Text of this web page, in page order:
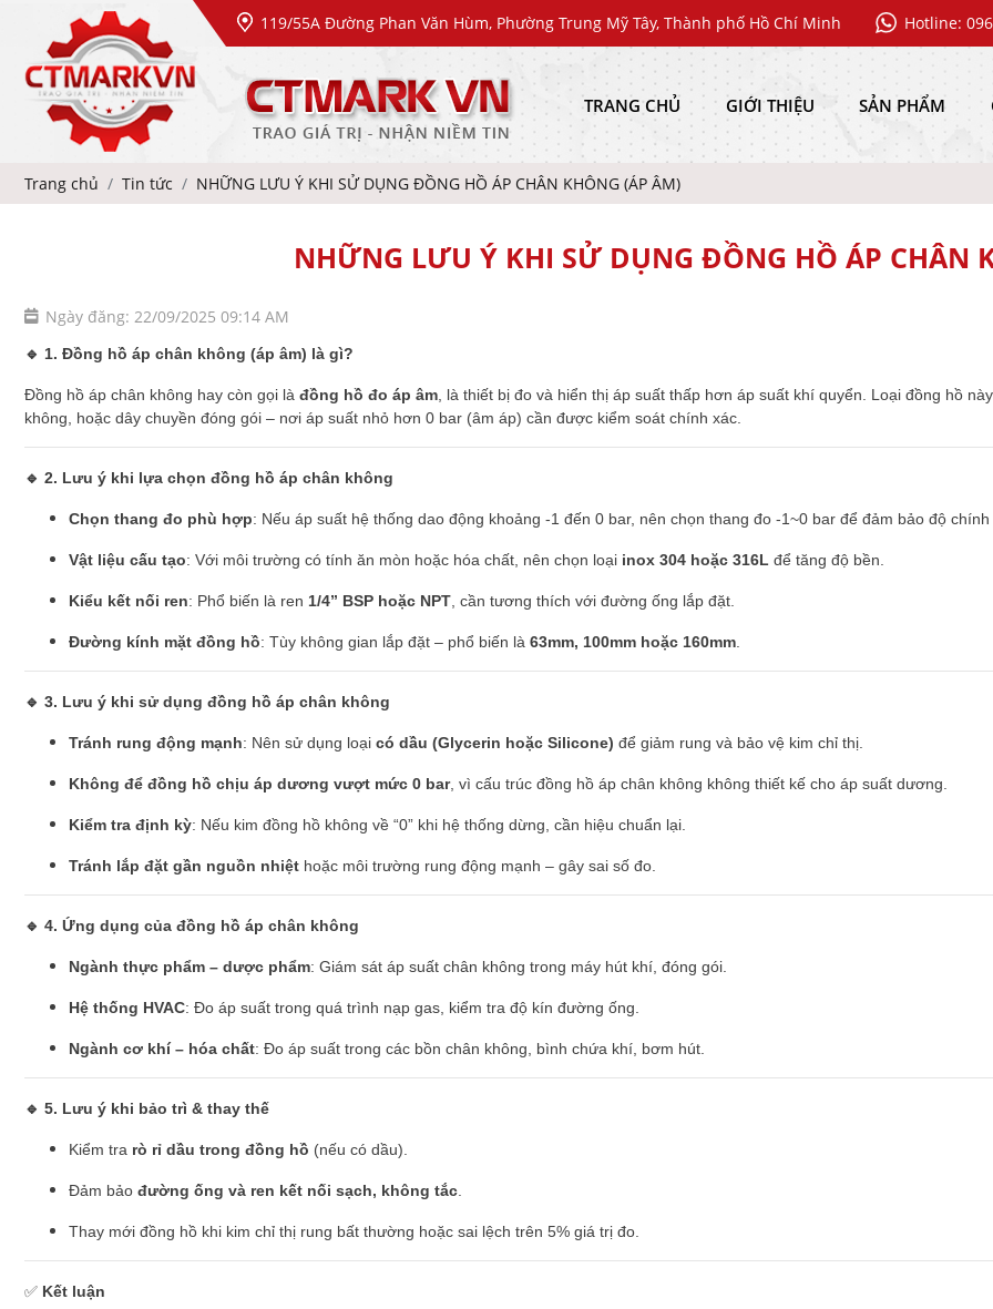
119/55A Đường Phan Văn Hùm, Phường Trung Mỹ Tây, Thành phố Hồ Chí Minh Hotline:
TRANG CHỦ GIỚI THIỆU SẢN PHẨM
Trang chủ Tin tức NHỮNG LƯU Ý KHI SỬ DỤNG ĐỒNG HỒ ÁP CHÂN KHÔNG (ÁP ÂM)
NHỮNG LƯU Ý KHI SỬ DỤNG ĐỒNG HỒ ÁP CHÂN
Ngày đăng: 22/09/2025 09:14 AM
🔹 1. Đồng hồ áp chân không (áp âm) là gì?
Đồng hồ áp chân không hay còn gọi là đồng hồ đo áp âm , là thiết bị đo và hiển thị áp suất thấp hơn áp suất khí quyển. Loại đồng hồ
không, hoặc dây chuyền đóng gói – nơi áp suất nhỏ hơn 0 bar (âm áp) cần được kiểm soát chính xác.
🔹 2. Lưu ý khi lựa chọn đồng hồ áp chân không
Chọn thang đo phù hợp: Nếu áp suất hệ thống dao động khoảng -1 đến 0 bar, nên chọn thang đo -1~0 bar để đảm bảo độ chính
Vật liệu cấu tạo: Với môi trường có tính ăn mòn hoặc hóa chất, nên chọn loại inox 304 hoặc 316L để tăng độ bền.
Kiểu kết nối ren: Phổ biến là ren 1/4” BSP hoặc NPT , cần tương thích với đường ống lắp đặt.
Đường kính mặt đồng hồ: Tùy không gian lắp đặt – phổ biến là 63mm, 100mm hoặc 160mm
🔹 3. Lưu ý khi sử dụng đồng hồ áp chân không
Tránh rung động mạnh: Nên sử dụng loại có dầu (Glycerin hoặc Silicone) để giảm rung và bảo vệ kim chỉ thị.
Không để đồng hồ chịu áp dương vượt mức 0 bar, vì cấu trúc đồng hồ áp chân không không thiết kế cho áp suất dương.
Kiểm tra định kỳ: Nếu kim đồng hồ không về “0” khi hệ thống dừng, cần hiệu chuẩn lại.
Tránh lắp đặt gần nguồn nhiệt hoặc môi trường rung động mạnh – gây sai số đo.
🔹 4. Ứng dụng của đồng hồ áp chân không
Ngành thực phẩm – dược phẩm: Giám sát áp suất chân không trong máy hút khí, đóng gói.
Hệ thống HVAC: Đo áp suất trong quá trình nạp gas, kiểm tra độ kín đường ống.
Ngành cơ khí – hóa chất: Đo áp suất trong các bồn chân không, bình chứa khí, bơm hút.
🔹 5. Lưu ý khi bảo trì & thay thế
Kiểm tra rò rỉ dầu trong đồng hồ (nếu có dầu).
Đảm bảo đường ống và ren kết nối sạch, không tắc
Thay mới đồng hồ khi kim chỉ thị rung bất thường hoặc sai lệch trên 5% giá trị đo.
✅ Kết luận